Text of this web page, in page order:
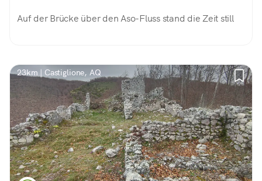
Auf der Brücke über den Aso-Fluss stand die Zeit still
23km | Castiglione, AQ